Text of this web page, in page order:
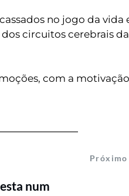
no jogo da vida
circuitos cerebrais da
com a motivação
Próximo
num